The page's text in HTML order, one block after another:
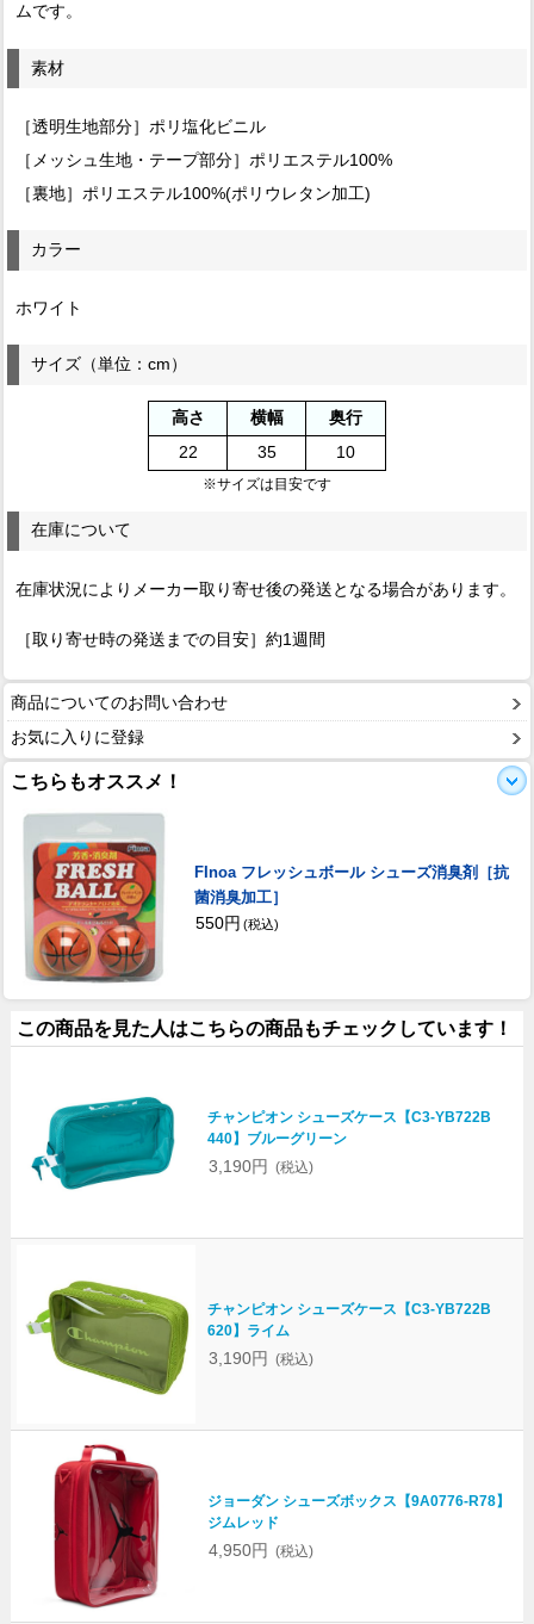
ムです。
素材
［透明生地部分］ポリ塩化ビニル
［メッシュ生地・テープ部分］ポリエステル100%
［裏地］ポリエステル100%(ポリウレタン加工)
カラー
ホワイト
サイズ（単位：cm）
高さ 横幅
奥行
22
35 10
※サイズは目安です
在庫について
在庫状況によりメーカー取り寄せ後の発送となる場合があります。
［取り寄せ時の発送までの目安］約1週間
商品についてのお問い合わせ
お気に入りに登録
こちらもオススメ！
FInoa フレッシュボール シューズ消臭剤［抗
菌消臭加工］
550円 (税込)
この商品を見た人はこちらの商品もチェックしています！
チャンピオン シューズケース【C3-YB722B
440】ブルーグリーン
3,190円 (税込)
チャンピオン シューズケース【C3-YB722B
620】ライム
3,190円 (税込)
ジョーダン シューズボックス【9A0776-R78】
ジムレッド
4,950円 (税込)